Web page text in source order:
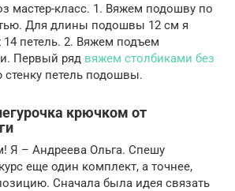
мастер-класс. 1. Вяжем подошву по
Для длины подошвы 12 см я
14 петель. 2. Вяжем подъем
Первый ряд вяжем столбиками без
петель подошвы.
крючком от
Я – Андреева Ольга. Спешу
еще один комплект, а точнее,
Сначала была идея связать